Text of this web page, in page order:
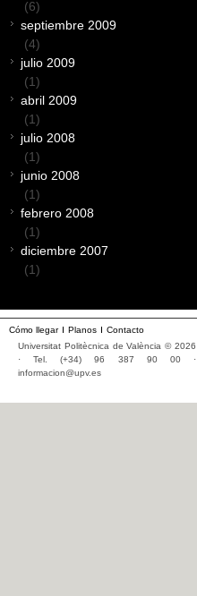
(6)
septiembre 2009
(4)
julio 2009
(1)
abril 2009
(1)
julio 2008
(1)
junio 2008
(1)
febrero 2008
(1)
diciembre 2007
(1)
Cómo llegar Planos
Contacto
Universitat Politècnica de València © 2026
· Tel. (+34) 96 387 90 00 ·
informacion@upv.es